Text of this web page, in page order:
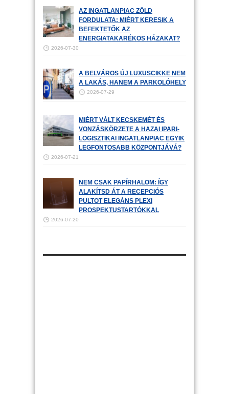
AZ INGATLANPIAC ZÖLD
FORDULATA: MIÉRT KERESIK A
BEFEKTETŐK AZ
ENERGIATAKARÉKOS HÁZAKAT?
2026-07-30
A BELVÁROS ÚJ LUXUSCIKKE NEM
A LAKÁS, HANEM A PARKOLÓHELY
2026-07-29
MIÉRT VÁLT KECSKEMÉT ÉS
VONZÁSKÖRZETE A HAZAI IPARI-
LOGISZTIKAI INGATLANPIAC EGYIK
LEGFONTOSABB KÖZPONTJÁVÁ?
2026-07-21
NEM CSAK PAPÍRHALOM: ÍGY
ALAKÍTSD ÁT A RECEPCIÓS
PULTOT ELEGÁNS PLEXI
PROSPEKTUSTARTÓKKAL
2026-07-20